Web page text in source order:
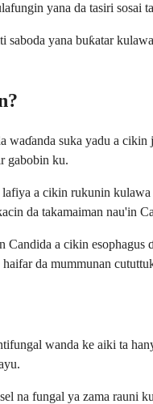
yana da tasiri sosai
yana buƙatar
waɗanda suka yadu a
gabobin ku.
lafiya a cikin rukunin
da takamaiman nau'in
a cikin
da mummunan
wanda ke aiki ta
na fungal ya zama rauni